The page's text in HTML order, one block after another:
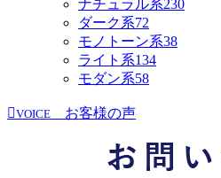
ナチュラル系230
ダーク系72
モノトーン系38
ライト系134
モダン系58
VOICE お客様の声